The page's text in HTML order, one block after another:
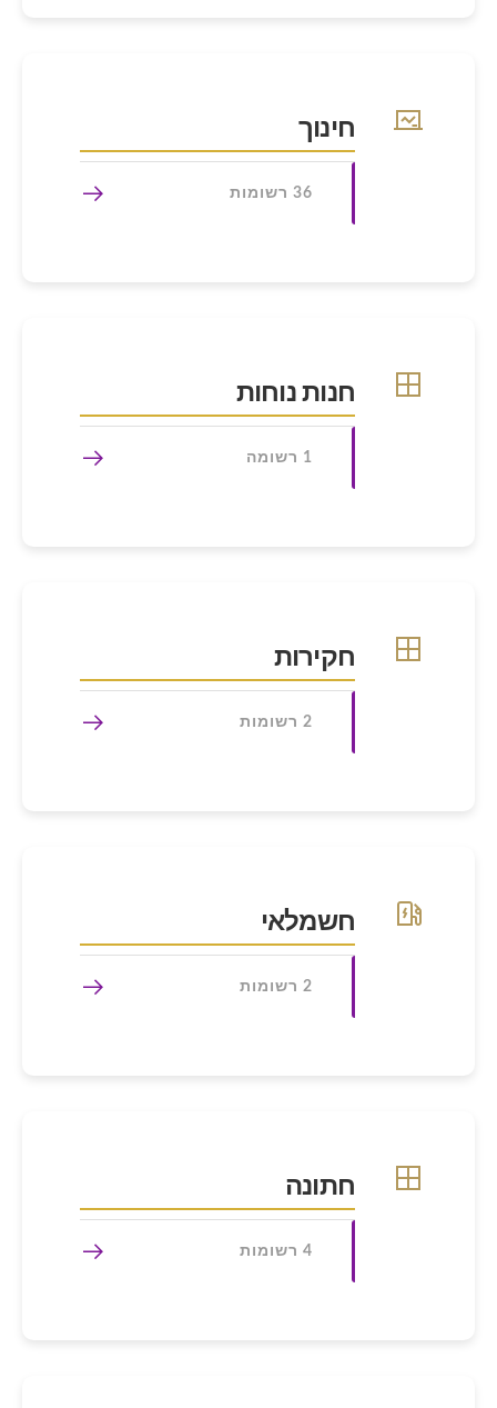
חינוך
36 רשומות
חנות נוחות
1 רשומה
חקירות
2 רשומות
חשמלאי
2 רשומות
חתונה
4 רשומות